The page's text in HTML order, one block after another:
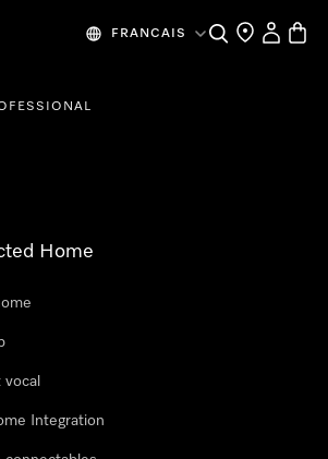
FRANCAIS Recherche
MesPanier
Home
Integration